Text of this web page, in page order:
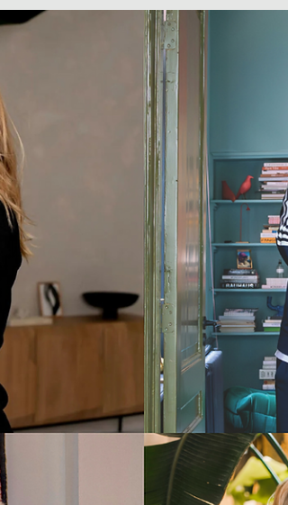
wereld vertellen waar zij hun
vandaan halen. Geen vakjargon, geen
afvinklijstjes. Wel persoonlijke
over de bronnen die hun werk, hun
keuzes en hun blik op design kleuren.
Dit jaar verwelkomen we negen
zomergasten. De eerste vier maken
nu bekend. De hosts van deze zomer
De aflevering